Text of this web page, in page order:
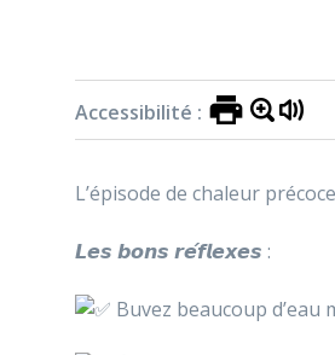
Accessibilité :
L’épisode de chaleur
𝙇𝙚𝙨 𝙗𝙤𝙣𝙨 𝙧𝙚́𝙛𝙡𝙚𝙭𝙚𝙨 :
Buvez beaucoup d’eau